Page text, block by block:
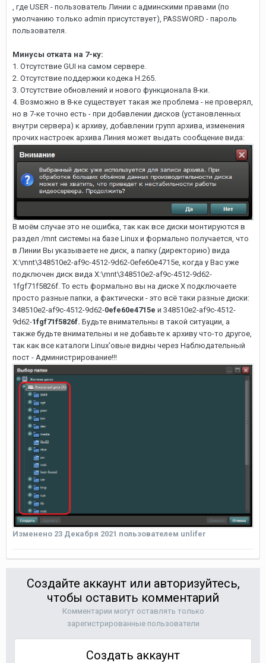
, где USER - пользователь Линии с админскими правами (по
умолчанию только admin присутствует), PASSWORD - пароль
пользователя.
Минусы отката на 7-ку:
1. Отсутствие GUI на самом сервере.
2. Отсутствие поддержки кодека H.265.
3. Отсутствие обновлений и нового функционала 8-ки.
4. Возможно в 8-ке существует такая же проблема - не проверял,
но в 7-ке точно есть - при добавлении дисков (установленных
внутри сервера) к архиву, добавлении групп архива, изменения
прочих настроек архива Линия может выдать сообщение вида:
В моём случае это не ошибка, так как все диски монтируются в
раздел /mnt системы на базе Linux и формально получается, что
в Линии Вы указываете не диск, а папку (директорию) вида
X:\mnt\348510e2-af9c-4512-9d62-0efe60e4715e, когда у Вас уже
подключен диск вида X:\mnt\348510e2-af9c-4512-9d62-
1fgf71f5826f. То есть формально вы на диске X подключаете
просто разные папки, а фактически - это всё таки разные диски:
348510e2-af9c-4512-9d62-0efe60e4715e и 348510e2-af9c-4512-
9d62-1fgf71f5826f. Будьте внимательны в такой ситуации, а
также будьте внимательны и не добавьте к архиву что-то другое,
так как все каталоги Linux'овые видны через Наблюдательный
пост - Администрирование!!!
Изменено 23 Декабря 2021 пользователем unlifer
Создайте аккаунт или авторизуйтесь,
чтобы оставить комментарий
Комментарии могут оставлять только
зарегистрированные пользователи
Создать аккаунт